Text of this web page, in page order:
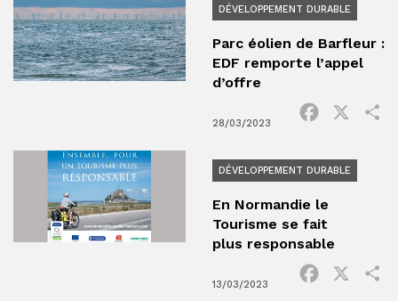
DÉVELOPPEMENT DURABLE
Parc éolien de Barfleur :
EDF remporte l’appel
d’offre
28/03/2023
Facebook
DÉVELOPPEMENT DURABLE
En Normandie le
Tourisme se fait
plus responsable
13/03/2023
Facebook